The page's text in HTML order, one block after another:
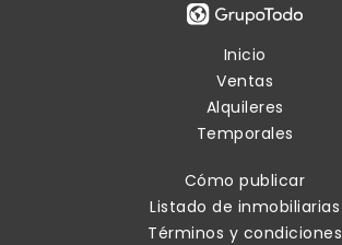
Inicio
Ventas
Alquileres
Temporales
Cómo publicar
Listado de inmobiliarias
Términos y condiciones